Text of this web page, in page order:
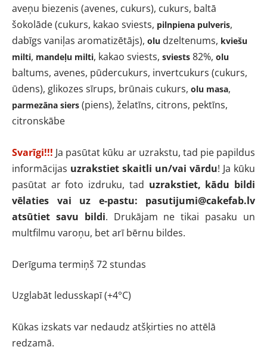
aveņu biezenis (avenes, cukurs), cukurs, baltā
šokolāde (cukurs, kakao sviests, pilnpiena pulveris,
dabīgs vaniļas aromatizētājs), olu dzeltenums, kviešu
milti, mandeļu milti, kakao sviests, sviests 82%, olu
baltums, avenes, pūdercukurs, invertcukurs (cukurs,
ūdens), glikozes sīrups, brūnais cukurs, olu masa,
parmezāna siers (piens), želatīns, citrons, pektīns,
citronskābe
Svarīgi!!! Ja pasūtat kūku ar uzrakstu, tad pie papildus
informācijas uzrakstiet skaitli un/vai vārdu! Ja kūku
pasūtat ar foto izdruku, tad uzrakstiet, kādu bildi
vēlaties vai uz e-pastu: pasutijumi@cakefab.lv
atsūtiet savu bildi. Drukājam ne tikai pasaku un
multfilmu varoņu, bet arī bērnu bildes.
Derīguma termiņš 72 stundas
Uzglabāt ledusskapī (+4°C)
Kūkas izskats var nedaudz atšķirties no attēlā
redzamā.